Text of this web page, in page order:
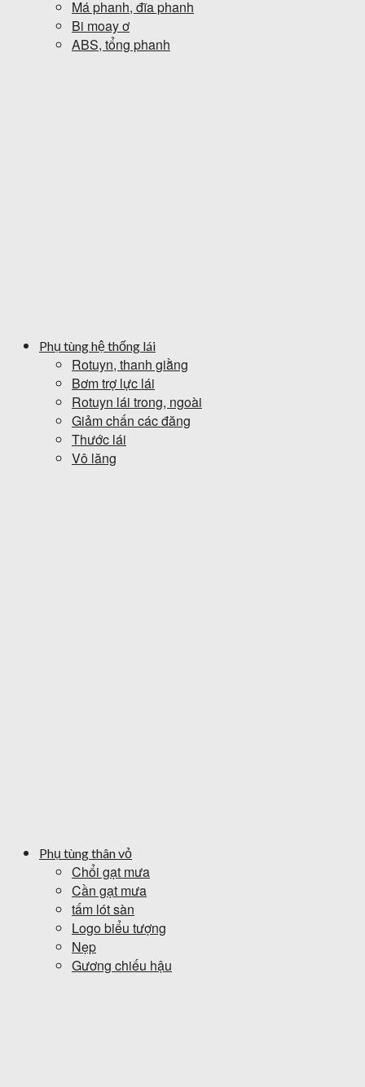
Má phanh, đĩa phanh
Bi moay ơ
ABS, tổng phanh
Phụ tùng hệ thống lái
Rotuyn, thanh giằng
Bơm trợ lực lái
Rotuyn lái trong, ngoài
Giảm chấn các đăng
Thước lái
Vô lăng
Phụ tùng thân vỏ
Chổi gạt mưa
Cần gạt mưa
tấm lót sàn
Logo biểu tượng
Nẹp
Gương chiếu hậu